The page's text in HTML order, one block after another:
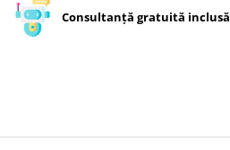
Consultanță gratuită inclusă